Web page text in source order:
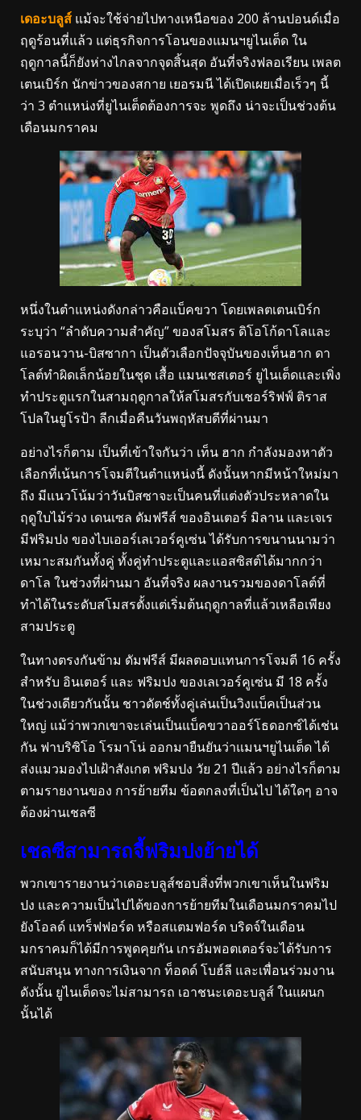
เดอะบลูส์ แม้จะใช้จ่ายไปทางเหนือของ 200 ล้านปอนด์เมื่อ
ฤดูร้อนที่แล้ว แต่ธุรกิจการโอนของแมนฯยูไนเต็ด ใน
ฤดูกาลนี้ก็ยังห่างไกลจากจุดสิ้นสุด อันที่จริงฟลอเรียน เพลต
เตนเบิร์ก นักข่าวของสกาย เยอรมนี ได้เปิดเผยเมื่อเร็วๆ นี้
ว่า 3 ตำแหน่งที่ยูไนเต็ดต้องการจะ พูดถึง น่าจะเป็นช่วงต้น
เดือนมกราคม
หนึ่งในตำแหน่งดังกล่าวคือแบ็คขวา โดยเพลตเตนเบิร์ก
ระบุว่า “ลำดับความสำคัญ” ของสโมสร ดิโอโก้ดาโลและ
แอรอนวาน-บิสซากา เป็นตัวเลือกปัจจุบันของเท็นฮาก ดา
โลต์ทำผิดเล็กน้อยในชุด เสื้อ แมนเชสเตอร์ ยูไนเต็ดและเพิ่ง
ทำประตูแรกในสามฤดูกาลให้สโมสรกับเชอร์ริฟฟ์ ติราส
โปลในยูโรป้า ลีกเมื่อคืนวันพฤหัสบดีที่ผ่านมา
อย่างไรก็ตาม เป็นที่เข้าใจกันว่า เท็น ฮาก กำลังมองหาตัว
เลือกที่เน้นการโจมตีในตำแหน่งนี้ ดังนั้นหากมีหน้าใหม่มา
ถึง มีแนวโน้มว่าวันบิสซาจะเป็นคนที่แต่งตัวประหลาดใน
ฤดูใบไม้ร่วง เดนเซล ดัมฟรีส์ ของอินเตอร์ มิลาน และเจเร
มีฟริมปง ของไบเออร์เลเวอร์คูเซ่น ได้รับการขนานนามว่า
เหมาะสมกันทั้งคู่ ทั้งคู่ทำประตูและแอสซิสต์ได้มากกว่า
ดาโล ในช่วงที่ผ่านมา อันที่จริง ผลงานรวมของดาโลต์ที่
ทำได้ในระดับสโมสรตั้งแต่เริ่มต้นฤดูกาลที่แล้วเหลือเพียง
สามประตู
ในทางตรงกันข้าม ดัมฟรีส์ มีผลตอบแทนการโจมตี 16 ครั้ง
สำหรับ อินเตอร์ และ ฟริมปง ของเลเวอร์คูเซ่น มี 18 ครั้ง
ในช่วงเดียวกันนั้น ชาวดัตช์ทั้งคู่เล่นเป็นวิงแบ็คเป็นส่วน
ใหญ่ แม้ว่าพวกเขาจะเล่นเป็นแบ็คขวาออร์โธดอกซ์ได้เช่น
กัน ฟาบริซิโอ โรมาโน่ ออกมายืนยันว่าแมนฯยูไนเต็ด ได้
ส่งแมวมองไปเฝ้าสังเกต ฟริมปง วัย 21 ปีแล้ว อย่างไรก็ตาม
ตามรายงานของ การย้ายทีม ข้อตกลงที่เป็นไป ได้ใดๆ อาจ
ต้องผ่านเชลซี
เชลซีสามารถจี้ฟริมปงย้ายได้
พวกเขารายงานว่าเดอะบลูส์ชอบสิ่งที่พวกเขาเห็นในฟริม
ปง และความเป็นไปได้ของการย้ายทีมในเดือนมกราคมไป
ยังโอลด์ แทร็ฟฟอร์ด หรือสแตมฟอร์ด บริดจ์ในเดือน
มกราคมก็ได้มีการพูดคุยกัน เกรอัมพอตเตอร์จะได้รับการ
สนับสนุน ทางการเงินจาก ท็อดด์ โบฮ์ลี และเพื่อนร่วมงาน
ดังนั้น ยูไนเต็ดจะไม่สามารถ เอาชนะเดอะบลูส์ ในแผนก
นั้นได้